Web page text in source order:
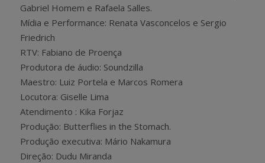
Gabriel Homem e Rafaela Salles.
Mídia e Performance: Renata Vasconcelos e Sergio
Friedrich
RTV: Fabiano de Proença
Produtora de áudio: Soundzilla
Maestro: Luiz Portela e Marcos Romera
Locutora: Giselle Lima
Atendimento : Kika Forjaz
Produção: Butterflies in the Stomach.
Produção executiva: Mário Nakamura
Direção: Dudu Miranda